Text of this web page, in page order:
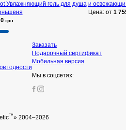
Увлажняющий гель для душа
грн
и
Цена: от 1
годности
Заказать
Подарочный сертификат
Мобильная версия
Мы в соцсетях:
™» 2004–2026